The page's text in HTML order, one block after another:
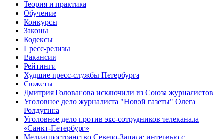
Теория и практика
Обучение
Конкурсы
Законы
Кодексы
Пресс-релизы
Вакансии
Рейтинги
Худшие пресс-службы Петербурга
Сюжеты
Дмитрия Голованова исключили из Союза журналистов
Уголовное дело журналиста "Новой газеты" Олега
Ролдугина
Уголовное дело против экс-сотрудников телеканала
«Санкт-Петербург»
Медиапространство Северо-Запада: интервью с